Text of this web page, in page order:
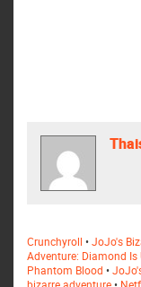
Crunchyroll •JoJo's
Adventure: Diamond Is
Phantom Blood •
bizarre adventure•